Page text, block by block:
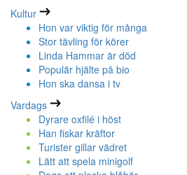
Kultur
Hon var viktig för många
Stor tävling för körer
Linda Hammar är död
Populär hjälte på bio
Hon ska dansa i tv
Vardags
Dyrare oxfilé i höst
Han fiskar kräftor
Turister gillar vädret
Lätt att spela minigolf